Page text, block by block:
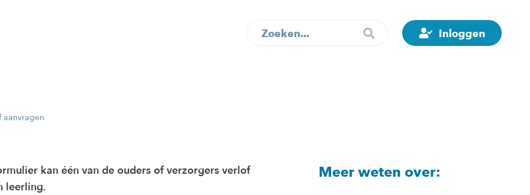
Inloggen
aanvragen
kan één van de ouders of verzorgers verlof
leerling.
Meer weten over: